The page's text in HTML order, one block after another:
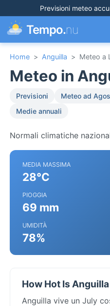
Previsioni meteo
Tempo.nu
Home > Anguilla > Meteo a
Meteo in
Previsioni Meteo ad
Medie annuali
Normali climatiche
MEDIA MASSIMA
28°C
PIOGGIA
69 mm
UMIDITÀ
78%
How Hot Is
Anguilla vive un July